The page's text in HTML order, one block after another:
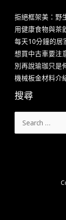
拒絕框架美：野
用健康食物與茶
每天10分鐘的居
想買中古車要注
別再說瑜珈只是
機械板金材料介
搜尋
尋